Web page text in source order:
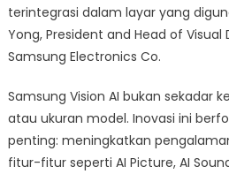
terintegrasi dalam layar yang
Yong, President and Head of Visual
Samsung Electronics Co.
Samsung Vision AI bukan sekadar
atau ukuran model. Inovasi ini
penting: meningkatkan
fitur-fitur seperti AI Picture, AI